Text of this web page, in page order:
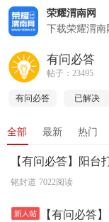
荣耀渭南网
下载荣耀渭南
有问必答
帖子：23495
有问必答 已解决
全部 最新 热门
【有问必答】阳台
铭封道 7022阅读
【有问必答